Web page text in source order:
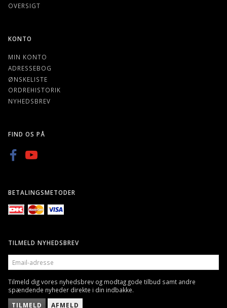
OVERSIGT
KONTO
MIN KONTO
ADRESSEBOG
ØNSKELISTE
ORDREHISTORIK
NYHEDSBREV
FIND OS PÅ
BETALINGSMETODER
TILMELD NYHEDSBREV
EMAIL-
ADRESSE
Tilmeld dig vores nyhedsbrev og modtag gode tilbud samt andre
spændende nyheder direkte i din indbakke.
TILMELD AFMELD